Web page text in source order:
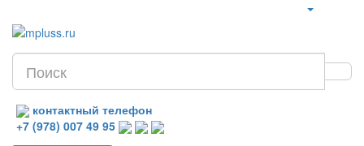
контактный телефон
+7 (978) 007 49 95